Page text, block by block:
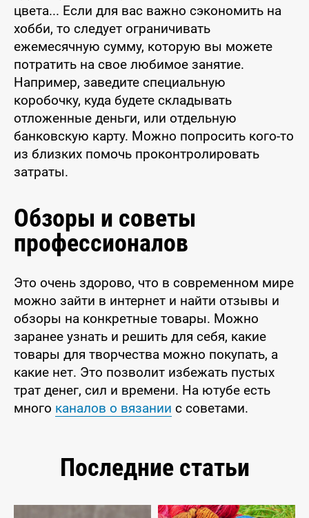
цвета... Если для вас важно сэкономить на
хобби, то следует ограничивать
ежемесячную сумму, которую вы можете
потратить на свое любимое занятие.
Например, заведите специальную
коробочку, куда будете складывать
отложенные деньги, или отдельную
банковскую карту. Можно попросить кого-то
из близких помочь проконтролировать
затраты.
Обзоры и советы
профессионалов
Это очень здорово, что в современном мире
можно зайти в интернет и найти отзывы и
обзоры на конкретные товары. Можно
заранее узнать и решить для себя, какие
товары для творчества можно покупать, а
какие нет. Это позволит избежать пустых
трат денег, сил и времени. На ютубе есть
много каналов о вязании с советами.
Последние статьи